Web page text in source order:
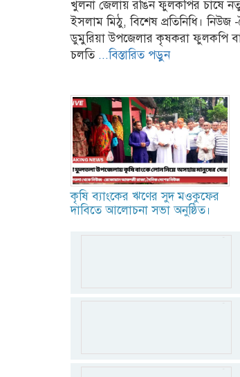
খুলনা জেলায় রঙিন ফুলকপির চাষে
ইসলাম মিঠু, বিশেষ প্রতিনিধি।
ডুমুরিয়া উপজেলার কৃষকরা ফুলকপি
চলতি ...বিস্তারিত পড়ুন
কৃষি ব্যাংকের ঋণের সুদ মওকুফের
দাবিতে আলোচনা সভা অনুষ্ঠিত।